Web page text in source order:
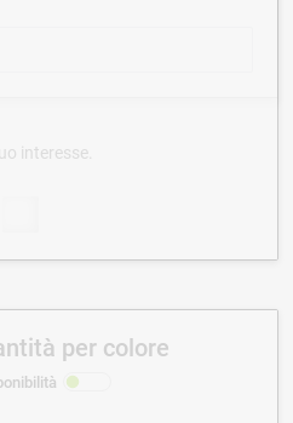
interesse.
per colore